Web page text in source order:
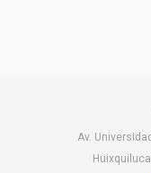
Av.